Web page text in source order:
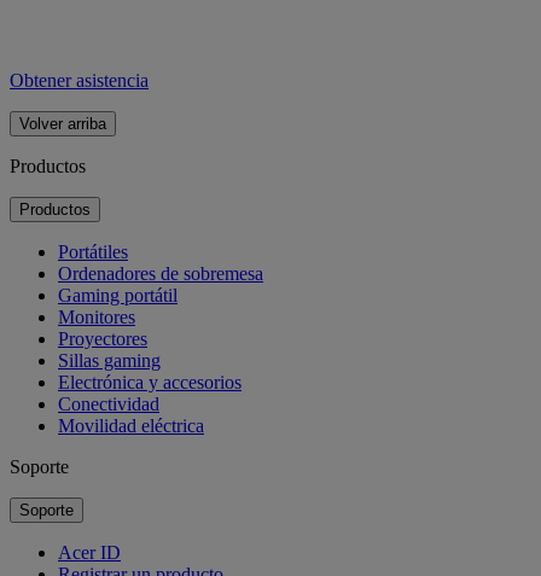
Obtener asistencia
Volver arriba
Productos
Productos
Portátiles
Ordenadores de sobremesa
Gaming portátil
Monitores
Proyectores
Sillas gaming
Electrónica y accesorios
Conectividad
Movilidad eléctrica
Soporte
Soporte
Acer ID